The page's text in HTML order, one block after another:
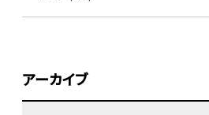
アーカイブ